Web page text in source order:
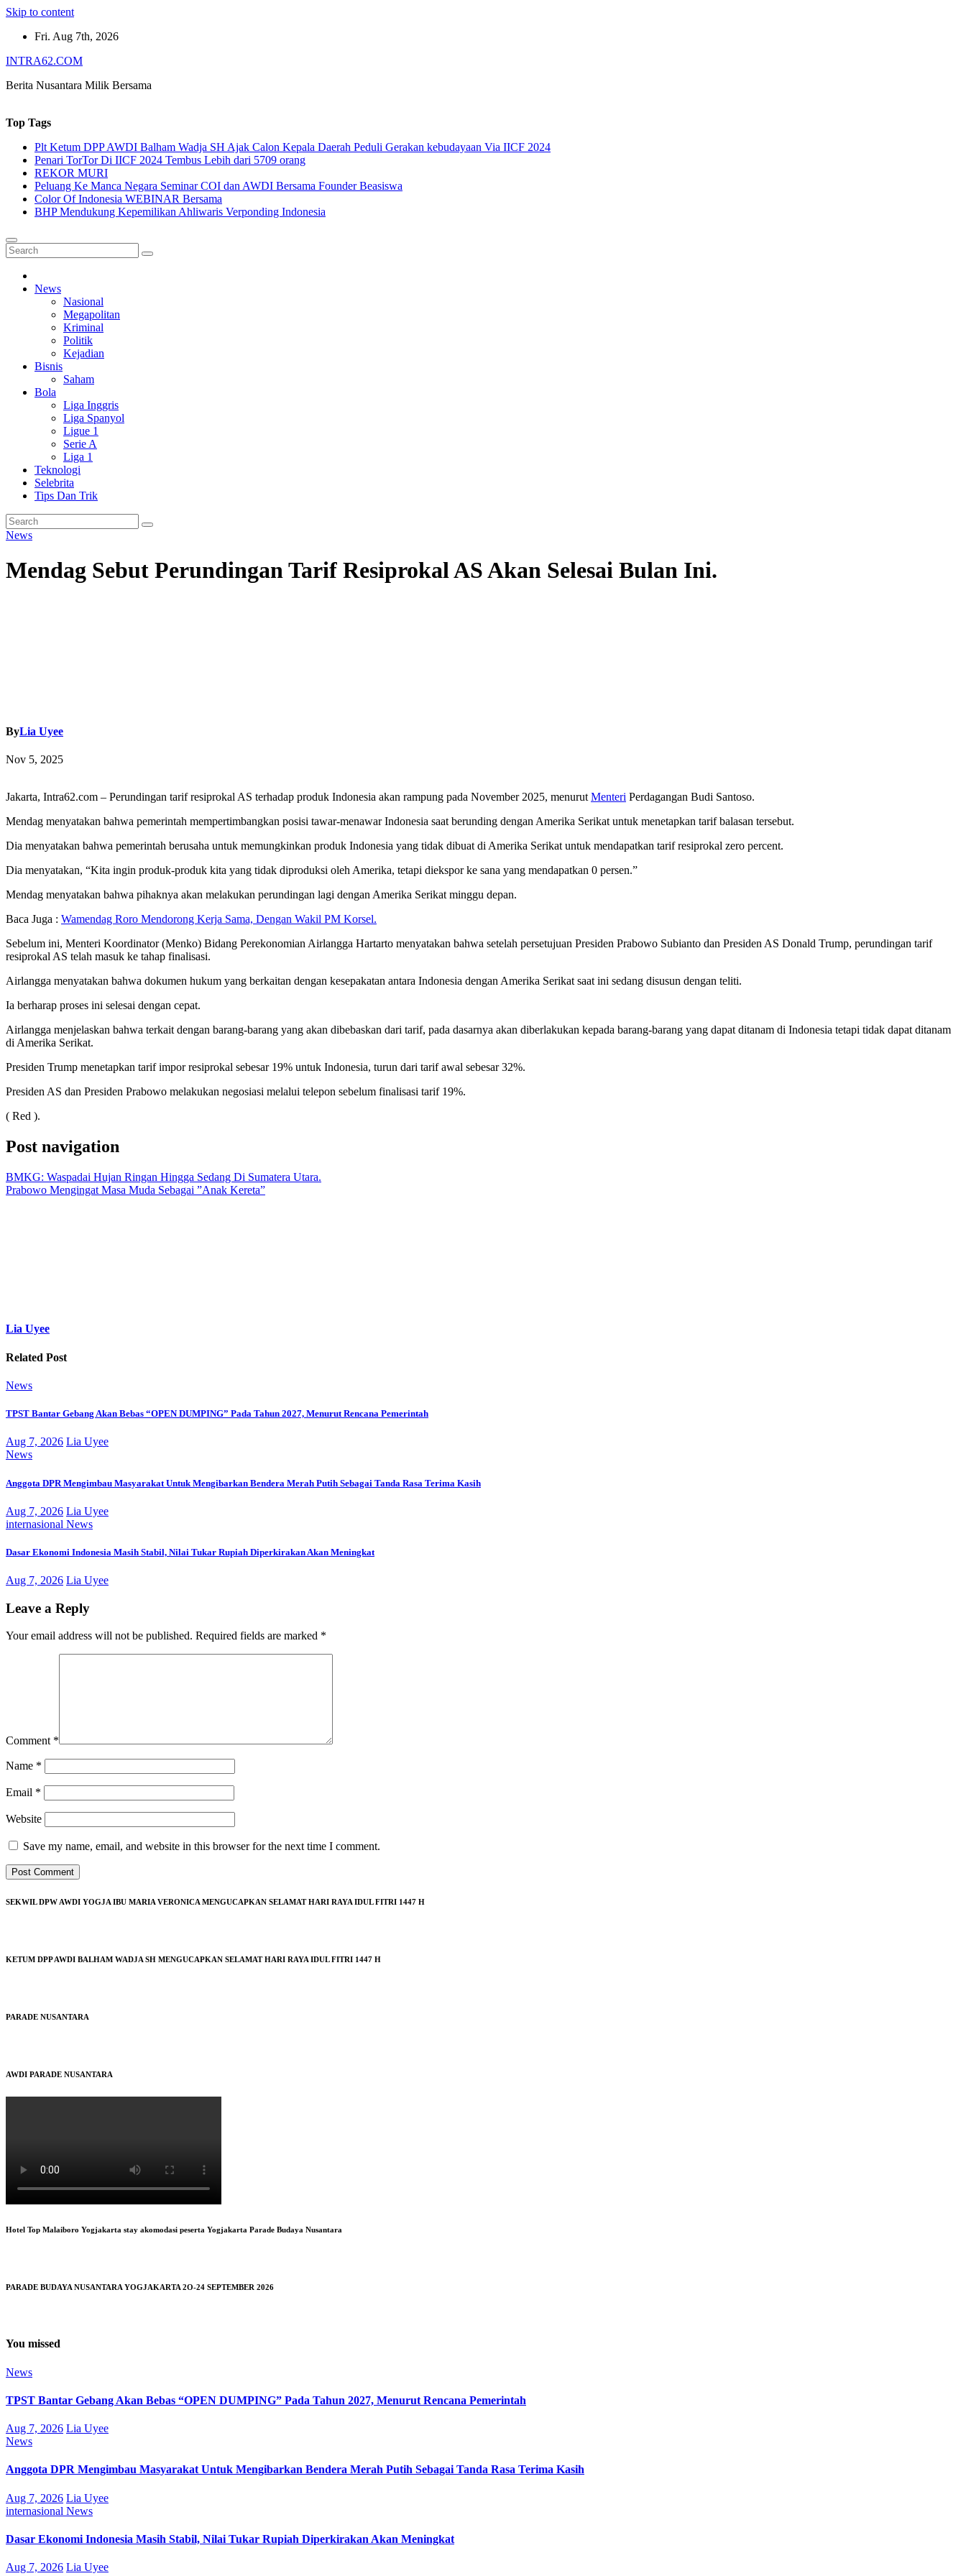
Skip to content
Fri. Aug 7th, 2026
INTRA62.COM
Berita Nusantara Milik Bersama
Top Tags
Plt Ketum DPP AWDI Balham Wadja SH Ajak Calon Kepala Daerah Peduli Gerakan kebudayaan Via IICF 2024
Penari TorTor Di IICF 2024 Tembus Lebih dari 5709 orang
REKOR MURI
Peluang Ke Manca Negara Seminar COI dan AWDI Bersama Founder Beasiswa
Color Of Indonesia WEBINAR Bersama
BHP Mendukung Kepemilikan Ahliwaris Verponding Indonesia
News
Nasional
Megapolitan
Kriminal
Politik
Kejadian
Bisnis
Saham
Bola
Liga Inggris
Liga Spanyol
Ligue 1
Serie A
Liga 1
Teknologi
Selebrita
Tips Dan Trik
News
Mendag Sebut Perundingan Tarif Resiprokal AS Akan Selesai Bulan Ini.
ByLia Uyee
Nov 5, 2025
Jakarta, Intra62.com – Perundingan tarif resiprokal AS terhadap produk Indonesia akan rampung pada November 2025, menurutMenteri Perdagangan Budi Santoso.
Mendag menyatakan bahwa pemerintah mempertimbangkan posisi tawar-menawar Indonesia saat berunding dengan Amerika Serikat untuk menetapkan tarif balasan tersebut.
Dia menyatakan bahwa pemerintah berusaha untuk memungkinkan produk Indonesia yang tidak dibuat di Amerika Serikat untuk mendapatkan tarif resiprokal zero percent.
Dia menyatakan, “Kita ingin produk-produk kita yang tidak diproduksi oleh Amerika, tetapi diekspor ke sana yang mendapatkan 0 persen.”
Mendag menyatakan bahwa pihaknya akan melakukan perundingan lagi dengan Amerika Serikat minggu depan.
Baca Juga : Wamendag Roro Mendorong Kerja Sama, Dengan Wakil PM Korsel.
Sebelum ini, Menteri Koordinator (Menko) Bidang Perekonomian Airlangga Hartarto menyatakan bahwa setelah persetujuan Presiden Prabowo Subianto dan Presiden AS Donald Trump, perundingan tarif
resiprokal AS telah masuk ke tahap finalisasi.
Airlangga menyatakan bahwa dokumen hukum yang berkaitan dengan kesepakatan antara Indonesia dengan Amerika Serikat saat ini sedang disusun dengan teliti.
Ia berharap proses ini selesai dengan cepat.
Airlangga menjelaskan bahwa terkait dengan barang-barang yang akan dibebaskan dari tarif, pada dasarnya akan diberlakukan kepada barang-barang yang dapat ditanam di Indonesia tetapi tidak dapat ditanam
di Amerika Serikat.
Presiden Trump menetapkan tarif impor resiprokal sebesar 19% untuk Indonesia, turun dari tarif awal sebesar 32%.
Presiden AS dan Presiden Prabowo melakukan negosiasi melalui telepon sebelum finalisasi tarif 19%.
( Red ).
Post navigation
BMKG: Waspadai Hujan Ringan Hingga Sedang Di Sumatera Utara.
Prabowo Mengingat Masa Muda Sebagai ”Anak Kereta”
Lia Uyee
Related Post
News
TPST Bantar Gebang Akan Bebas “OPEN DUMPING” Pada Tahun 2027, Menurut Rencana Pemerintah
Aug 7, 2026 Lia Uyee
News
Anggota DPR Mengimbau Masyarakat Untuk Mengibarkan Bendera Merah Putih Sebagai Tanda Rasa Terima Kasih
Aug 7, 2026 Lia Uyee
internasional News
Dasar Ekonomi Indonesia Masih Stabil, Nilai Tukar Rupiah Diperkirakan Akan Meningkat
Aug 7, 2026 Lia Uyee
Leave a Reply
Your email address will not be published. Required fields are marked *
Comment *
Name *
Email *
Website
Save my name, email, and website in this browser for the next time I comment.
SEKWIL DPW AWDI YOGJA IBU MARIA VERONICA MENGUCAPKAN SELAMAT HARI RAYA IDUL FITRI 1447 H
KETUM DPP AWDI BALHAM WADJA SH MENGUCAPKAN SELAMAT HARI RAYA IDUL FITRI 1447 H
PARADE NUSANTARA
AWDI PARADE NUSANTARA
Hotel Top Malaiboro Yogjakarta stay akomodasi peserta Yogjakarta Parade Budaya Nusantara
PARADE BUDAYA NUSANTARA YOGJAKARTA 2O-24 SEPTEMBER 2026
You missed
News
TPST Bantar Gebang Akan Bebas “OPEN DUMPING” Pada Tahun 2027, Menurut Rencana Pemerintah
Aug 7, 2026 Lia Uyee
News
Anggota DPR Mengimbau Masyarakat Untuk Mengibarkan Bendera Merah Putih Sebagai Tanda Rasa Terima Kasih
Aug 7, 2026 Lia Uyee
internasional News
Dasar Ekonomi Indonesia Masih Stabil, Nilai Tukar Rupiah Diperkirakan Akan Meningkat
Aug 7, 2026 Lia Uyee